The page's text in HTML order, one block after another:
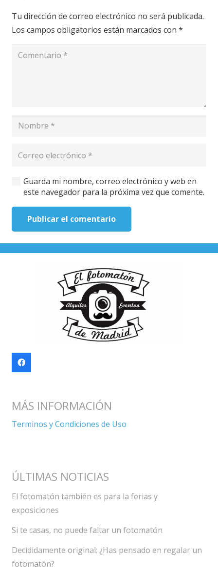
Tu dirección de correo electrónico no será publicada.
Los campos obligatorios están marcados con *
Guarda mi nombre, correo electrónico y web en
este navegador para la próxima vez que comente.
Publicar el comentario
MÁS INFORMACIÓN
Terminos y Condiciones de Uso
ÚLTIMAS NOTICIAS
El fotomatón también es para la ferias y
exposiciones
Si te casas, no puede faltar un fotomatón
Decididamente original: ¿Has pensado en regalar un
fotomatón?